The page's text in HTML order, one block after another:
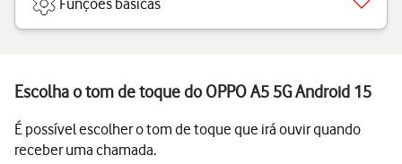
Funções básicas
Escolha o tom de toque do OPPO A5 5G Android 15
É possível escolher o tom de toque que irá ouvir quando
receber uma chamada.